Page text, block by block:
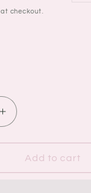
price
checkout.
Increase
quantity
for
VALMONT
法
Add to cart